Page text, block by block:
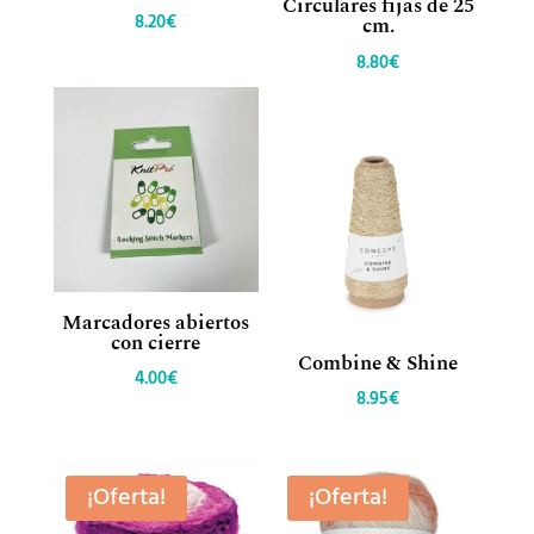
8.20€
Circulares fijas de 25
cm.
8.80€
Marcadores abiertos
con cierre
4.00€
Combine & Shine
8.95€
¡Oferta! ¡Oferta!